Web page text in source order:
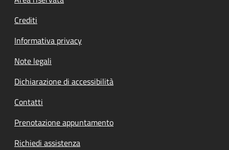
Crediti
Informativa privacy
Note legali
Dichiarazione di accessibilità
Contatti
Prenotazione appuntamento
Richiedi assistenza